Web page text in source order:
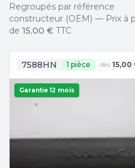
Regroupés par référence
constructeur (OEM) — Prix à
de 15,00 € TTC
7588HN 1 pièce dès 15,00
Garantie 12 mois